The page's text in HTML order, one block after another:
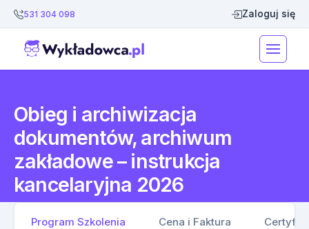
531 304 098 Zaloguj się
Obieg i archiwizacja
dokumentów, archiwum
zakładowe – instrukcja
kancelaryjna 2026
Program Szkolenia Cena i Faktura